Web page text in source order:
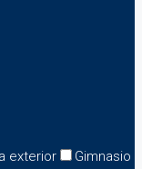
exterior
Gimnasio